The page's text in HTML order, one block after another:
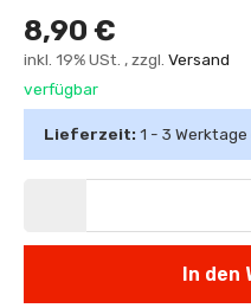
8,90 €
inkl. 19% USt. , zzgl. Versand
verfügbar
Lieferzeit: 1 - 3 Werktage
In den